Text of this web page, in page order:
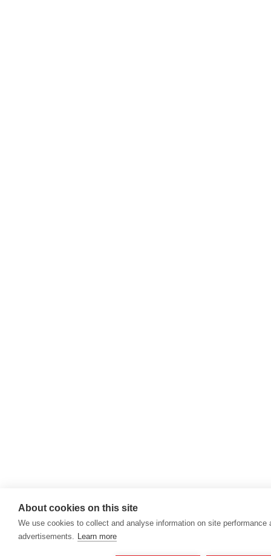
About cookies on this site
We use cookies to collect and analyse information on site
advertisements. Learn more